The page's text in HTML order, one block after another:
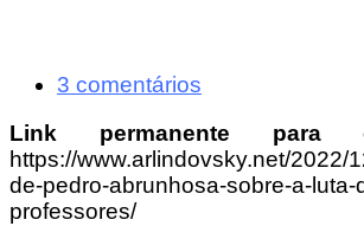
3 comentários
Link permanente para
https://www.arlindovsky.net/2022/
de-pedro-abrunhosa-sobre-a-luta-
professores/